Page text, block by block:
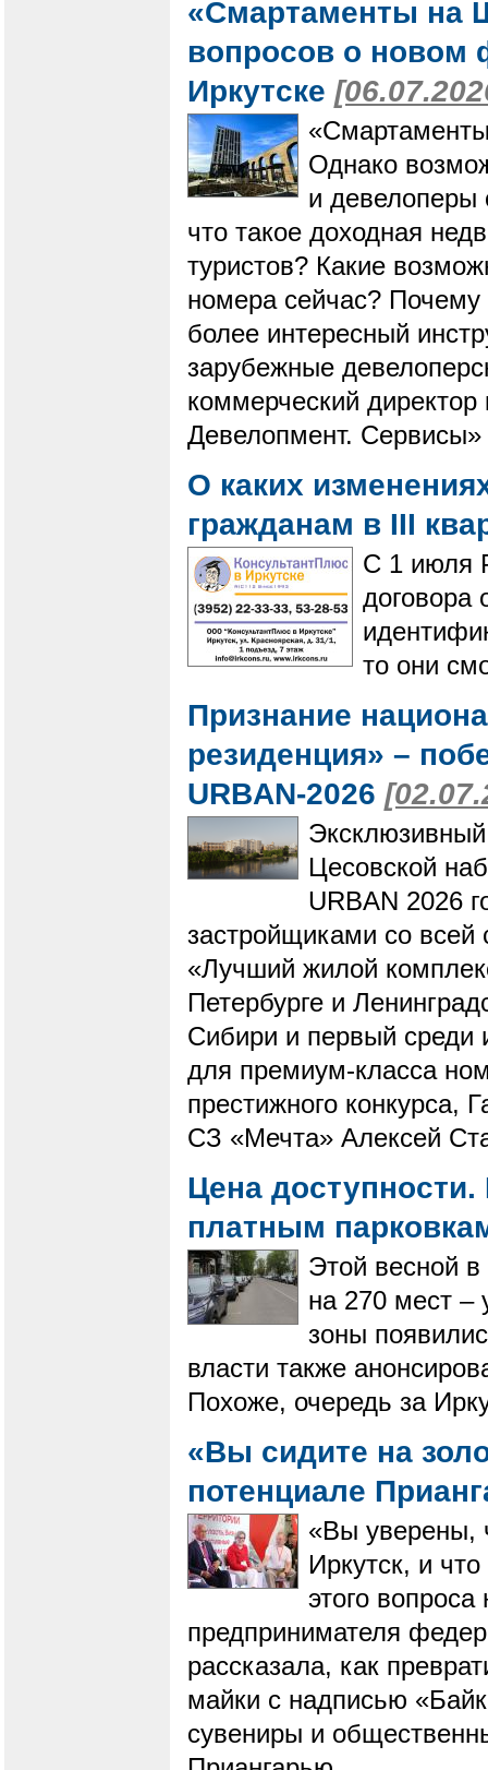
«Смартаменты на
вопросов о новом
Иркутске
Однако
и девелоперы
что такое доходная
туристов? Какие
номера сейчас?
более интересный
зарубежные
коммерческий
Девелопмент.
О каких
гражданам в III
С 1 июля
договора
то они
Признание
резиденция» –
URBAN-2026
Цесовской
URBAN 2026
застройщиками со
«Лучший жилой
Петербурге и
Сибири и первый среди
для премиум-класса
престижного конкурса,
СЗ «Мечта» Алексей
Цена доступности.
платным
Этой весной в
на 270 мест –
зоны
власти также
Похоже, очередь за
«Вы сидите на
потенциале
«Вы уверены,
Иркутск, и
этого
предпринимателя
рассказала, как
майки с надписью
сувениры и